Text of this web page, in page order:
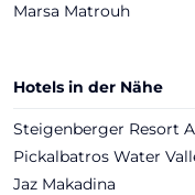
Marsa Matrouh
Hotels in der Nähe
Jaz Makadina